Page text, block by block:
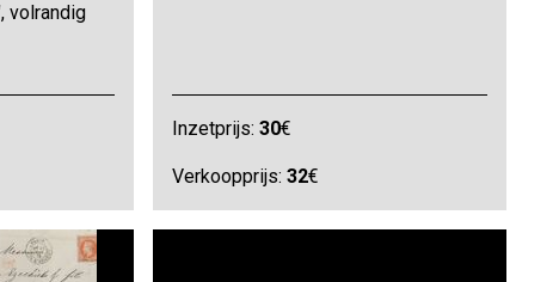
volrandig
Inzetprijs:30€
Verkoopprijs:32€